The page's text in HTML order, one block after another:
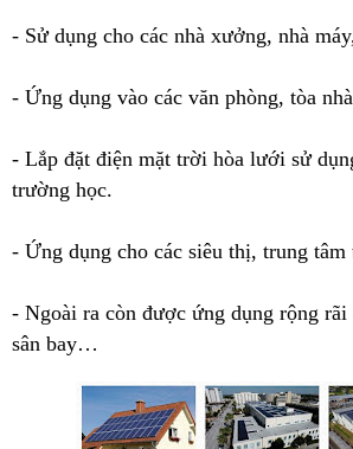
- Sử dụng cho các nhà xưởng, nhà
- Ứng dụng vào các văn phòng, tòa
- Lắp đặt điện mặt trời hòa lưới sử
trường học.
- Ứng dụng cho các siêu thị, trung
- Ngoài ra còn được ứng dụng rộng rãi
sân bay…